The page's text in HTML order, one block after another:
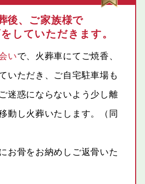
後、ご家族様で
していただきます。
いで、火葬車にてご焼香、
いただき、ご自宅駐車場も
迷惑にならないよう少し離
動し火葬いたします。（同
お骨をお納めしご返骨いた